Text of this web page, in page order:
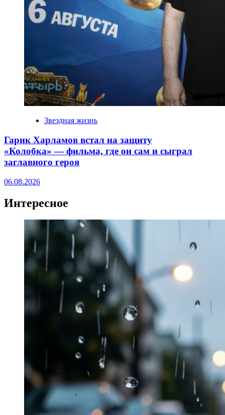
Звездная жизнь
Гарик Харламов встал на защиту
«Колобка» — фильма, где он сам и сыграл
заглавного героя
06.08.2026
Интересное